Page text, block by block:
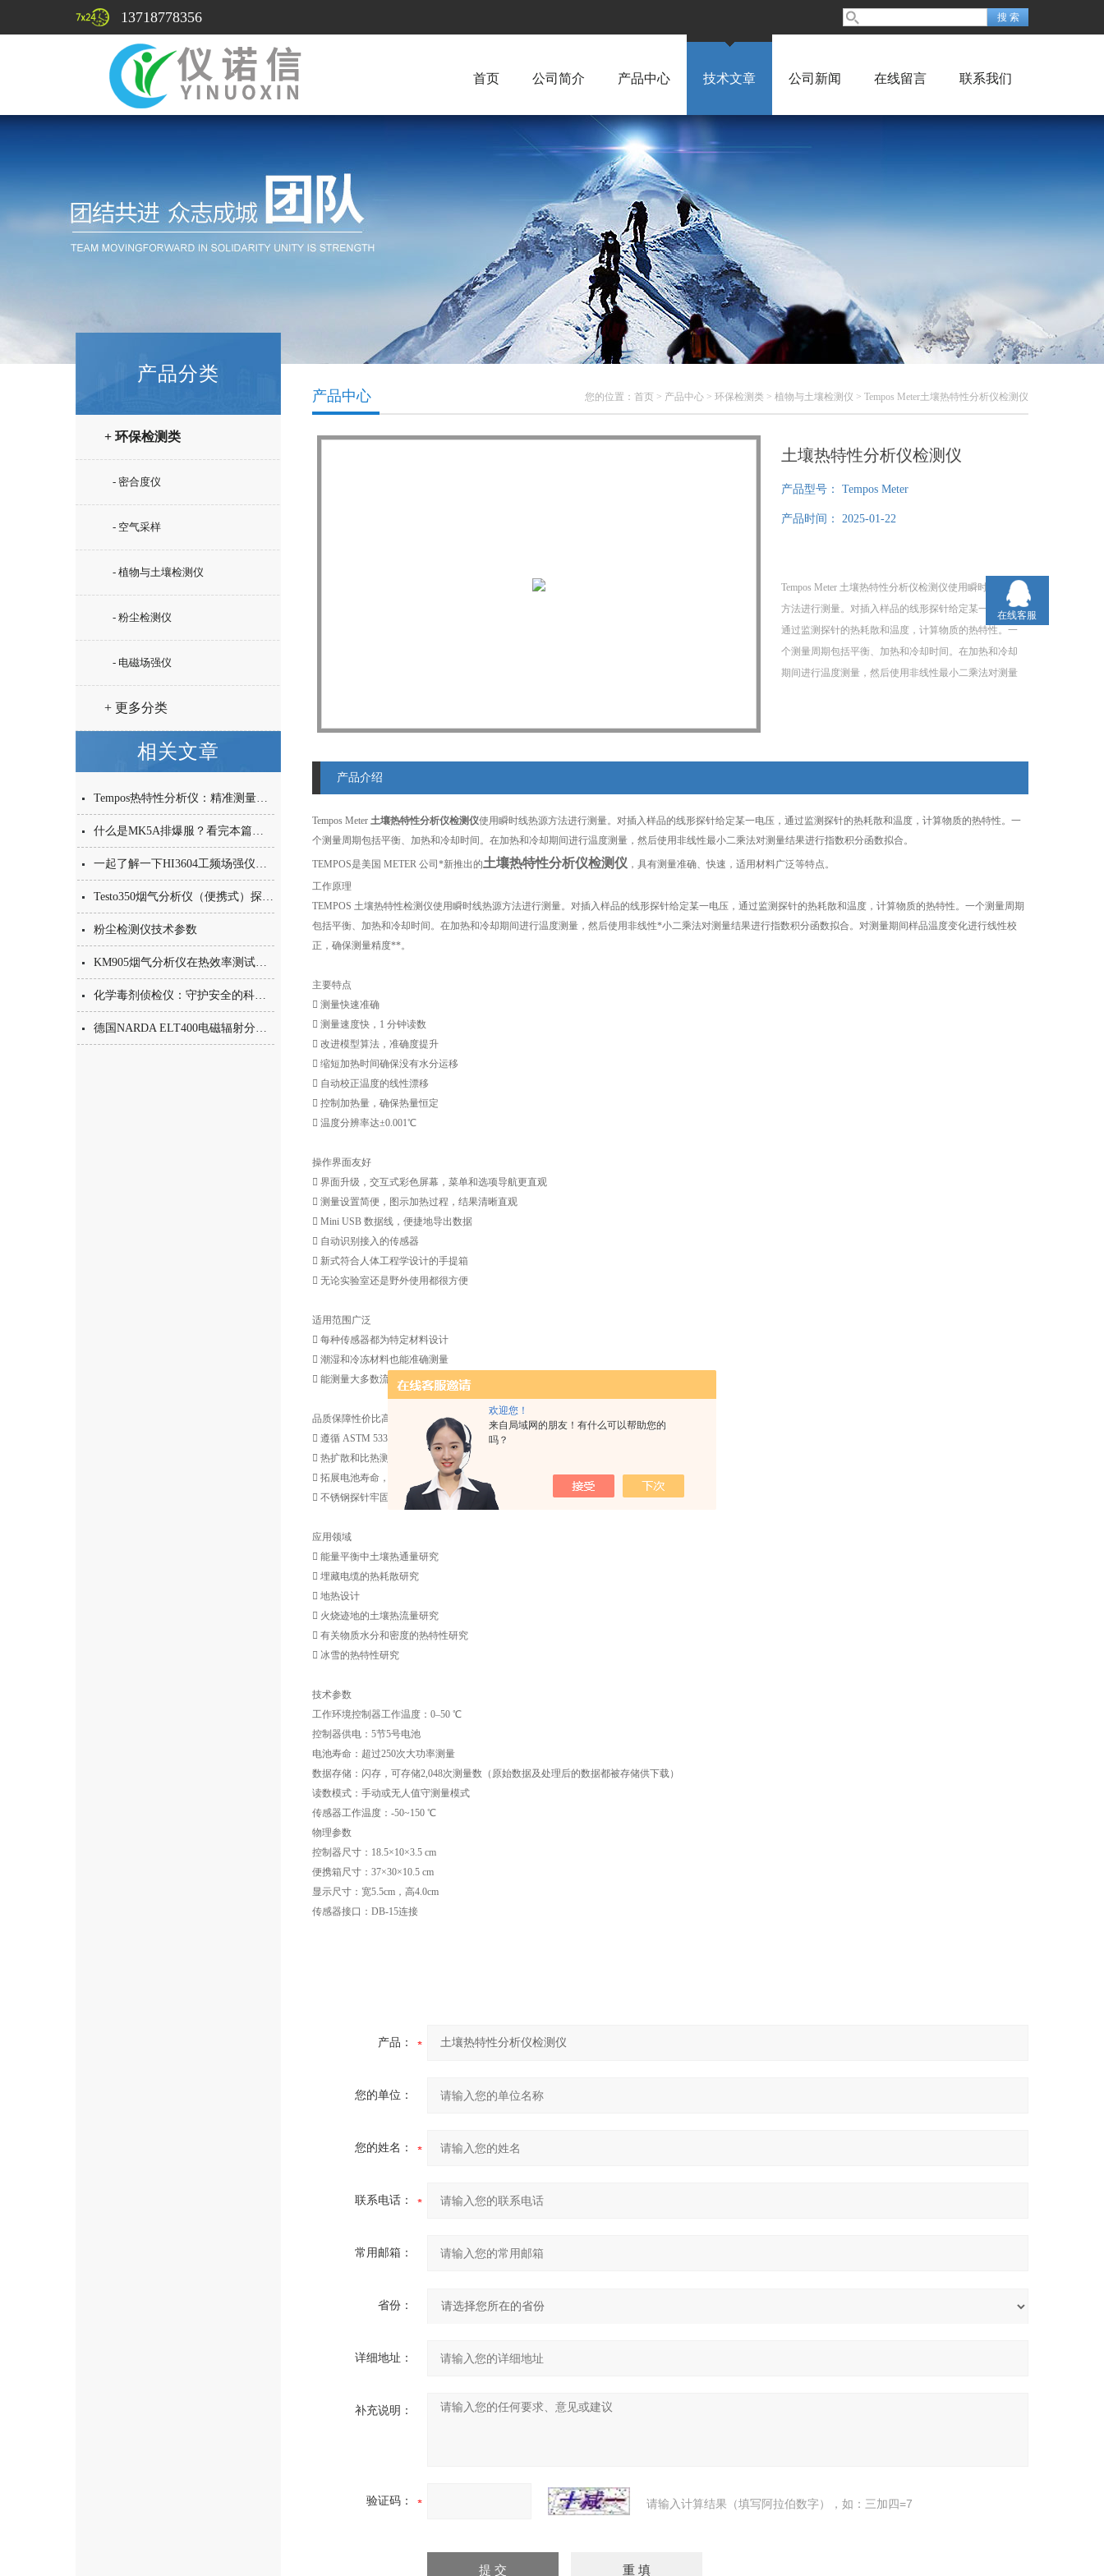
欢迎您！
来自局域网的朋友！有什么可以帮助您的
吗？
13718778356
首页 公司简介 产品中心 技术文章 公司新闻 在线留言 联系我们
产品分类
+ 环保检测类
- 密合度仪
- 空气采样
- 植物与土壤检测仪
- 粉尘检测仪
- 电磁场强仪
+ 更多分类
相关文章
Tempos热特性分析仪：精准测量，广泛应用的热性能分析仪器
什么是MK5A排爆服？看完本篇你就知道了
一起了解一下HI3604工频场强仪的特点有哪些吧
Testo350烟气分析仪（便携式）探头理念
粉尘检测仪技术参数
KM905烟气分析仪在热效率测试中的应用
化学毒剂侦检仪：守护安全的科技产品
德国NARDA ELT400电磁辐射分析仪产品介绍
您的位置： 首页 > 产品中心 > 环保检测类 > 植物与土壤检测仪 > Tempos Meter土壤热特性分析仪检测仪
产品中心
土壤热特性分析仪检测仪
产品型号： Tempos Meter
产品时间： 2025-01-22
Tempos Meter 土壤热特性分析仪检测仪使用瞬时线热源
方法进行测量。对插入样品的线形探针给定某一电压，
通过监测探针的热耗散和温度，计算物质的热特性。一
个测量周期包括平衡、加热和冷却时间。在加热和冷却
期间进行温度测量，然后使用非线性最小二乘法对测量
产品介绍
Tempos Meter 土壤热特性分析仪检测仪使用瞬时线热源方法进行测量。对插入样品的线形探针给定某一电压，通过监测探针的热耗散和温度，计算物质的热特性。一
个测量周期包括平衡、加热和冷却时间。在加热和冷却期间进行温度测量，然后使用非线性最小二乘法对测量结果进行指数积分函数拟合。
TEMPOS是美国 METER 公司*新推出的土壤热特性分析仪检测仪 ，具有测量准确、快速，适用材料广泛等特点。
工作原理
TEMPOS 土壤热特性检测仪使用瞬时线热源方法进行测量。对插入样品的线形探针给定某一电压，通过监测探针的热耗散和温度，计算物质的热特性。一个测量周期
包括平衡、加热和冷却时间。在加热和冷却期间进行温度测量，然后使用非线性*小二乘法对测量结果进行指数积分函数拟合。对测量期间样品温度变化进行线性校
正，确保测量精度**。
主要特点
 测量快速准确
 测量速度快，1 分钟读数
 改进模型算法，准确度提升
 缩短加热时间确保没有水分运移
 自动校正温度的线性漂移
 控制加热量，确保热量恒定
 温度分辨率达±0.001℃
操作界面友好
 界面升级，交互式彩色屏幕，菜单和选项导航更直观
 测量设置简便，图示加热过程，结果清晰直观
 Mini USB 数据线，便捷地导出数据
 自动识别接入的传感器
 新式符合人体工程学设计的手提箱
 无论实验室还是野外使用都很方便
适用范围广泛
 每种传感器都为特定材料设计
 潮湿和冷冻材料也能准确测量
 能测量大多数流体的热导率
品质保障性价比高
 遵循 ASTM 5334- 和 IEEE 442-标准
 热扩散和比热测量成本是原来的几分之一
 拓展电池寿命，延长使用时间
 不锈钢探针牢固不易断裂
应用领域
 能量平衡中土壤热通量研究
 埋藏电缆的热耗散研究
 地热设计
 火烧迹地的土壤热流量研究
 有关物质水分和密度的热特性研究
 冰雪的热特性研究
技术参数
工作环境控制器工作温度：0–50 ℃
控制器供电：5节5号电池
电池寿命：超过250次大功率测量
数据存储：闪存，可存储2,048次测量数（原始数据及处理后的数据都被存储供下载）
读数模式：手动或无人值守测量模式
传感器工作温度：-50~150 ℃
物理参数
控制器尺寸：18.5×10×3.5 cm
便携箱尺寸：37×30×10.5 cm
显示尺寸：宽5.5cm，高4.0cm
传感器接口：DB-15连接
产品：
您的单位：
您的姓名：
联系电话：
常用邮箱：
省份：
详细地址：
补充说明：
验证码： 请输入计算结果（填写阿拉伯数字），如：三加四=7
在线客服